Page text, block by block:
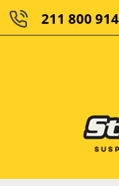
211 800